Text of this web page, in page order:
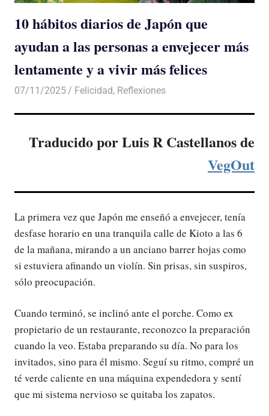
10 hábitos diarios de Japón que
ayudan a las personas a envejecer más
lentamente y a vivir más felices
07/11/2025 De todo un Poco
Felicidad, Reflexiones
Traducido por Luis R Castellanos de
VegOut
La primera vez que Japón me enseñó a envejecer, tenía
desfase horario en una tranquila calle de Kioto a las 6
de la mañana, mirando a un anciano barrer hojas como
si estuviera afinando un violín. Sin prisas, sin suspiros,
sólo preocupación.
Cuando terminó, se inclinó ante el porche. Como ex
propietario de un restaurante, reconozco la preparación
cuando la veo. Estaba preparando su día. No para los
invitados, sino para él mismo. Seguí su ritmo, compré un
té verde caliente en una máquina expendedora y sentí
que mi sistema nervioso se quitaba los zapatos.